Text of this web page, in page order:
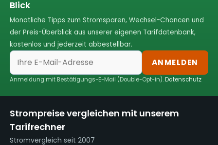
Blick
Monatliche Tipps zum Stromsparen, Wechsel-Chancen und
der Preis-Überblick aus unserer eigenen Tarifdatenbank,
kostenlos und jederzeit abbestellbar.
ANMELDEN
Anmeldung mit Bestätigungs-E-Mail (Double-Opt-in).Datenschutz
Strompreise vergleichen mit unserem
Tarifrechner
Stromvergleich seit 2007